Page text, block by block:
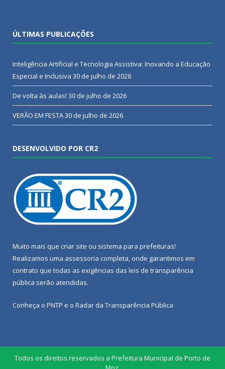
ÚLTIMAS PUBLICAÇÕES
Inteligência Artificial e Tecnologia Assistiva: Inovando a Educação
Especial e Inclusiva 30 de julho de 2026
De volta às aulas! 30 de julho de 2026
VERÃO EM FESTA30 de julho de 2026
DESENVOLVIDO POR CR2
Muito mais que criar site ou sistema para prefeituras!
Realizamos uma assessoria completa, onde garantimos em
contrato que todas as exigências das leis de transparência
pública serão atendidas.
Conheça o PNTP e o Radar da Transparência Pública
Todos os direitos reservados a Prefeitura Municipal de Porto de